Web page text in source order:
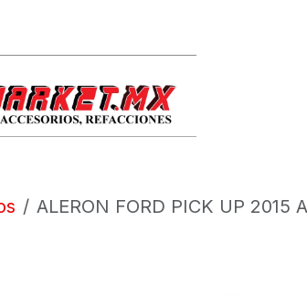
ALERON FORD PICK UP 2015